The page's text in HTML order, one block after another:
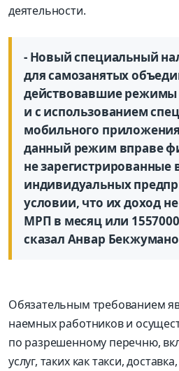
деятельности.
- Новый специальный
для самозанятых
действовавшие режимы
и с использованием
мобильного
данный режим вправе
не зарегистрированные
индивидуальных
условии, что их доход
МРП в месяц или
сказал Анвар
Обязательным требованием
наемных работников и
по разрешенному перечню,
услуг, таких как такси,